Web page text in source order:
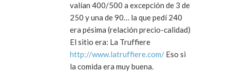
valían 400/500 a excepción de 3 de
250 y una de 90… la que pedí 240
era pésima (relación precio-calidad)
El sitio era: La Truffiere
http://www.latruffiere.com/ Eso si
la comida era muy buena.